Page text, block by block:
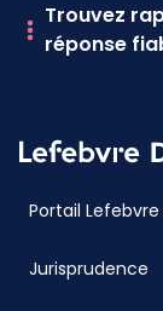
Trouvez
réponse
Portail Lefebvre
Jurisprudence